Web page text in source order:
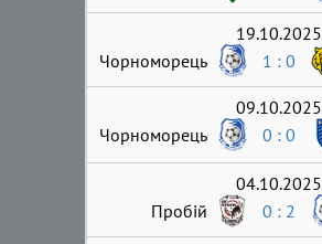
19.10.2025
Чорноморець
1 : 0
09.10.2025
Чорноморець
0 : 0
04.10.2025
Пробій
0 : 2